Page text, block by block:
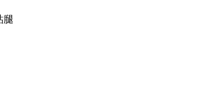
腿